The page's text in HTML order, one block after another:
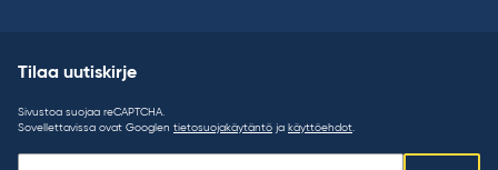
Tilaa uutiskirje
Sivustoa suojaa reCAPTCHA.
Sovellettavissa ovat Googlen tietosuojakäytäntö ja käyttöehdot